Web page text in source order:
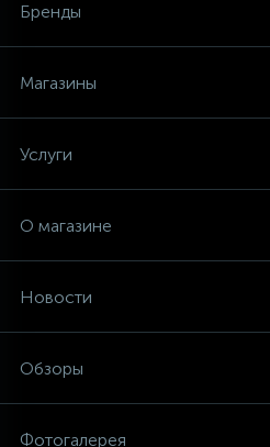
Бренды
Магазины
Услуги
О магазине
Новости
Обзоры
Фотогалерея